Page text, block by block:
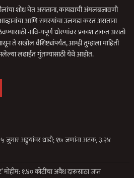
शोध घेत असताना, कायद्याची अंमलबजावणी
आव्हानांचा आणि समस्यांचा उलगडा करत असताना
नाविन्यपूर्ण धोरणांवर प्रकाश टाकत असतो
ते सखोल वैशिष्ट्यांपर्यंत, आम्ही तुम्हाला माहिती
लढाईत गुंतण्यासाठी येथे आहोत.
जुगार अड्ड्यांवर धाडी; १७ जणांना अटक, ३.२४
मोहीम: १.४० कोटींचा अवैध दारूसाठा जप्त